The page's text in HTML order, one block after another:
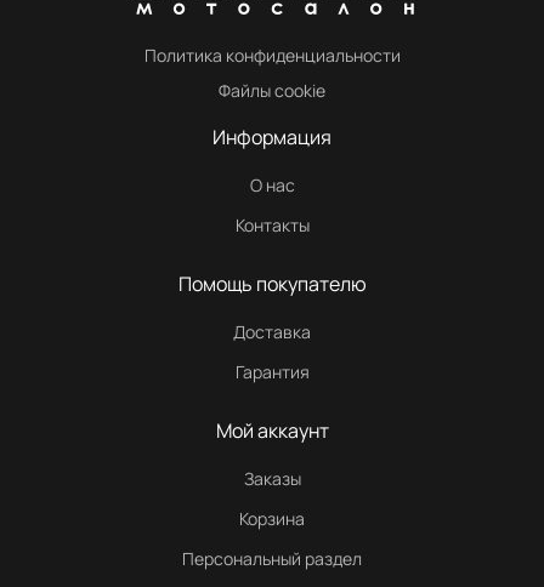
Политика конфиденциальности
Файлы cookie
Информация
О нас
Контакты
Помощь покупателю
Доставка
Гарантия
Мой аккаунт
Заказы
Корзина
Персональный раздел